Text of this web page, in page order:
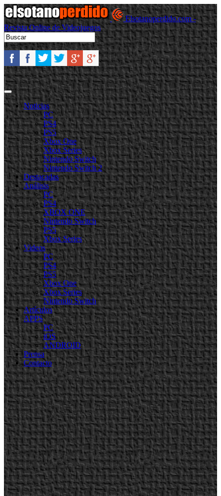
Elsotanoperdido.com -
Revista Online de Videojuegos
Noticias
PC
PS4
PS5
Xbox One
Xbox Series
Nintendo Switch
Nintendo Switch 2
Destacadas
Análisis
PC
PS4
XBOX ONE
Nintendo Switch
PS5
Xbox Series
Videos
PC
PS4
PS5
Xbox One
Xbox Series
Nintendo Switch
Artículos
APPS
PC
iOS
ANDROID
Prensa
Contacto